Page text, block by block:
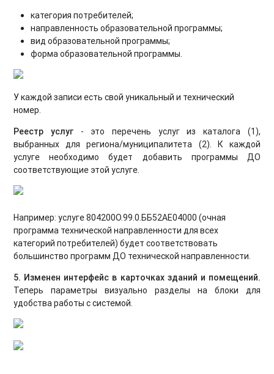
категория потребителей;
направленность образовательной программы;
вид образовательной программы;
форма образовательной программы.
У каждой записи есть свой уникальный и технический
номер.
Реестр услуг - это перечень услуг из каталога (1),
выбранных для региона/муниципалитета (2). К каждой
услуге необходимо будет добавить программы ДО
соответствующие этой услуге.
Например: услуге 804200О.99.0.ББ52АЕ04000 (очная
программа технической направленности для всех
категорий потребителей) будет соответствовать
большинство программ ДО технической направленности.
5. Изменен интерфейс в карточках зданий и помещений.
Теперь параметры визуально разделы на блоки для
удобства работы с системой.